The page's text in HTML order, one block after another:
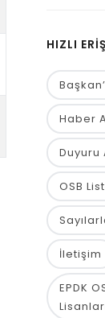
HIZLI
Haber
Duyuru
OSB
İletişim
EPDK